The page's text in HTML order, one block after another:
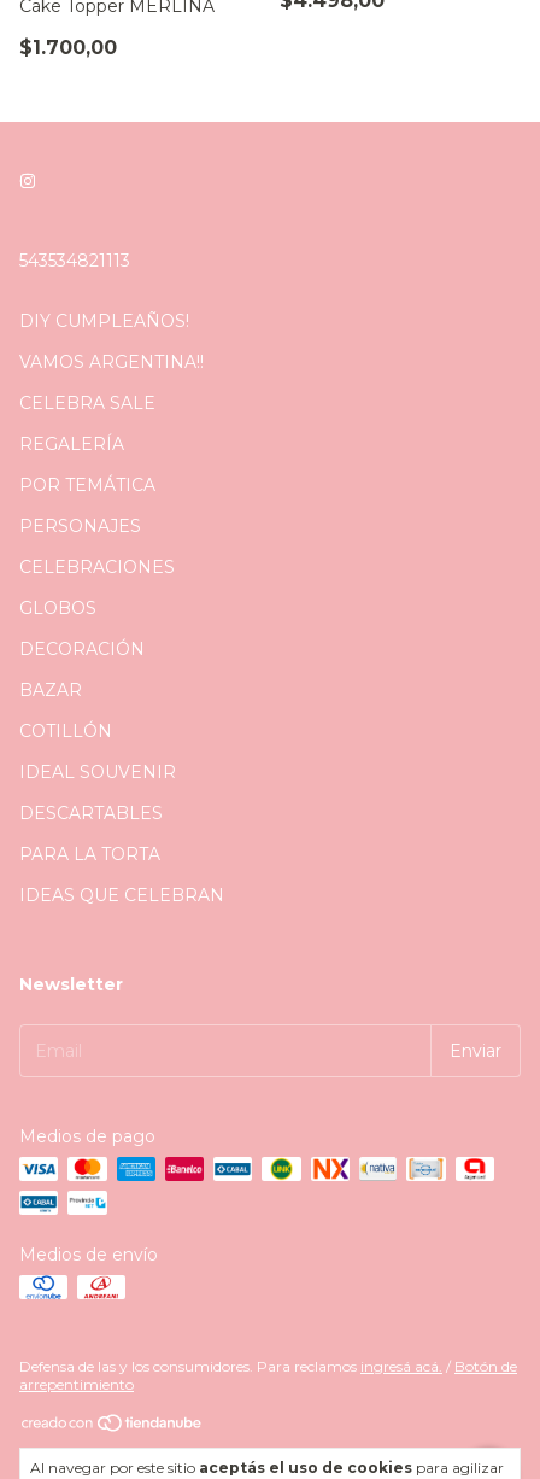
Al navegar por este sitio aceptás el uso de cookies para agilizar
Cake Topper MERLINA
$1.700,00
543534821113
DIY CUMPLEAÑOS!
VAMOS ARGENTINA!!
CELEBRA SALE
REGALERÍA
POR TEMÁTICA
PERSONAJES
CELEBRACIONES
GLOBOS
DECORACIÓN
BAZAR
COTILLÓN
IDEAL SOUVENIR
DESCARTABLES
PARA LA TORTA
IDEAS QUE CELEBRAN
Newsletter
Medios de pago
Medios de envío
Defensa de las y los consumidores. Para reclamos ingresá acá. / Botón de
arrepentimiento
Copyright Celebra Party Store - 27372878911 - 2026. Todos los derechos
reservados.